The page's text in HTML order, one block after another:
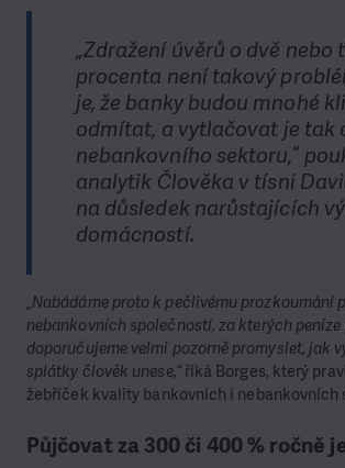
„Zdražení úvěrů o dvě nebo
procenta není takový
je, že banky budou mnohé
odmítat, a vytlačovat je tak
nebankovního sektoru,“
analytik Člověka v tísni
na důsledek narůstajících
domácností.
„Nabádáme proto k pečlivému prozkoumání
nebankovních společností, za kterých
doporučujeme velmi pozorně promyslet, jak
splátky člověk unese,“říká Borges, který
žebříček kvality bankovních i nebankovních
Půjčovat za 300 či 400 % ročně